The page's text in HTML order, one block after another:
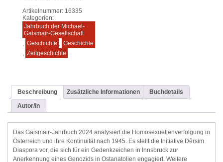
Artikelnummer: 16335
Kategorien:
Jahrbuch der Michael-
Gaismair-Gesellschaft
Geschichte
Geschichte
Zeitgeschichte
Beschreibung Zusätzliche Informationen
Buchdetails
Autor/in
Das Gaismair-Jahrbuch 2024 analysiert die Homosexuellenverfolgung in
Österreich und ihre Kontinuität nach 1945. Es stellt die Initiative Dêrsim
Diaspora vor, die sich für ein Gedenkzeichen in Innsbruck zur
Anerkennung eines Genozids in Ostanatolien engagiert. Weitere